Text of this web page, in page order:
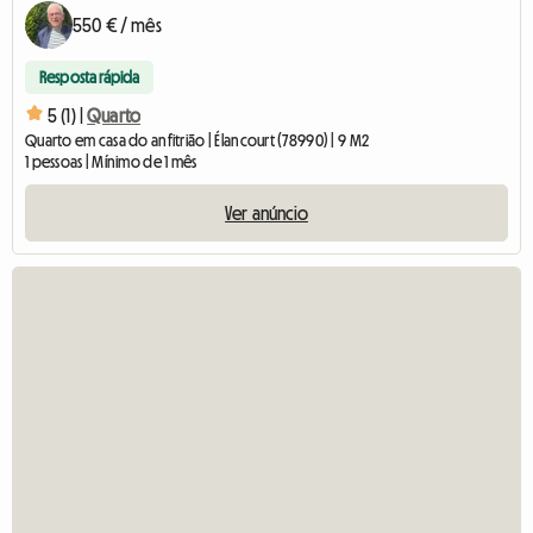
550 € / mês
Resposta rápida
5 (1) | Quarto
Quarto em casa do anfitrião | Élancourt (78990) | 9 M2
1 pessoas | Mínimo de 1 mês
Ver anúncio